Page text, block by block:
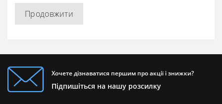
Продовжити
Хочете дізнаватися першим про акції і знижки?
Підпишіться на нашу розсилку